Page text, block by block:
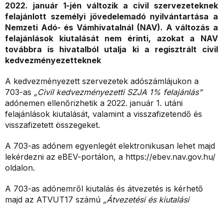
2022. január 1-jén változik a civil szervezeteknek
felajánlott személyi jövedelemadó nyilvántartása a
Nemzeti Adó- és Vámhivatalnál (NAV). A változás a
felajánlások kiutalását nem érinti, azokat a NAV
továbbra is hivatalból utalja ki a regisztrált civil
kedvezményezetteknek
A kedvezményezett szervezetek adószámlájukon a
703-as „Civil kedvezményezetti SZJA 1% felajánlás”
adónemen ellenőrizhetik a 2022. január 1. utáni
felajánlások kiutalását, valamint a visszafizetendő és
visszafizetett összegeket.
A 703-as adónem egyenlegét elektronikusan lehet majd
lekérdezni az eBEV-portálon, a https://ebev.nav.gov.hu/
oldalon.
A 703-as adónemről kiutalás és átvezetés is kérhető
majd az ATVUT17 számú „Átvezetési és kiutalási